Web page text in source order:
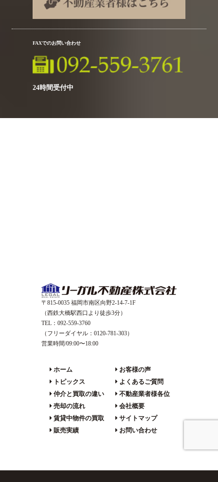
FAXでのお問い合わせ
24時間受付中
〒815-0035 福岡市南区向野2-14-7-1F
（西鉄大橋駅西口より徒歩3分）
TEL：092-559-3760
（フリーダイヤル：0120-781-303）
営業時間/09:00〜18:00
ホーム
トピックス
仲介と買取の違い
売却の流れ
賃貸中物件の買取
販売実績
お客様の声
よくあるご質問
不動産業者様各位
会社概要
サイトマップ
お問い合わせ